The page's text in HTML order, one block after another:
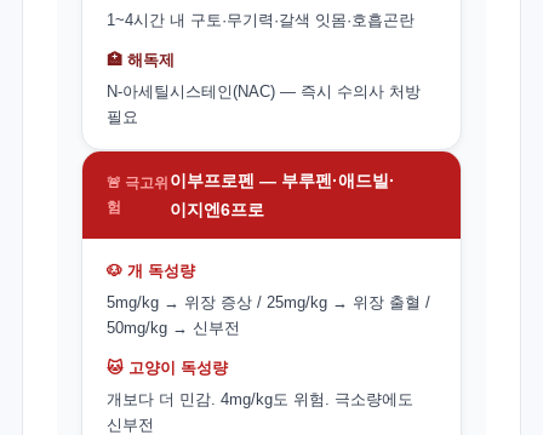
1~4시간 내 구토·무기력·갈색 잇몸·호흡곤란
🏥 해독제
N-아세틸시스테인(NAC) — 즉시 수의사 처방
필요
🚨 극고위
험
이부프로펜 — 부루펜·애드빌·
이지엔6프로
🐶 개 독성량
5mg/kg → 위장 증상 / 25mg/kg → 위장 출혈 /
50mg/kg → 신부전
🐱 고양이 독성량
개보다 더 민감. 4mg/kg도 위험. 극소량에도
신부전